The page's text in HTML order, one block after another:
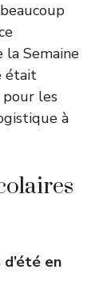
la Semaine
était
les
à
en